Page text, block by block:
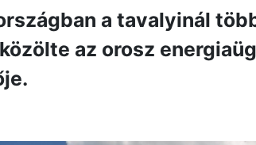
a tavalyinál
az orosz